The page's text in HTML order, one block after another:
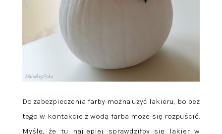
Do zabezpieczenia farby można użyć lakieru, bo bez
tego w kontakcie z wodą farba może się rozpuścić.
Myślę, że tu najlepiej sprawdziłby się lakier w